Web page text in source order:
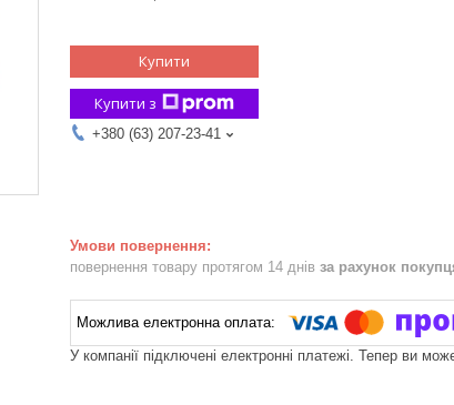
Купити
Купити з
+380 (63) 207-23-41
повернення товару протягом 14 днів за рахунок
У компанії підключені електронні платежі. Тепер ви